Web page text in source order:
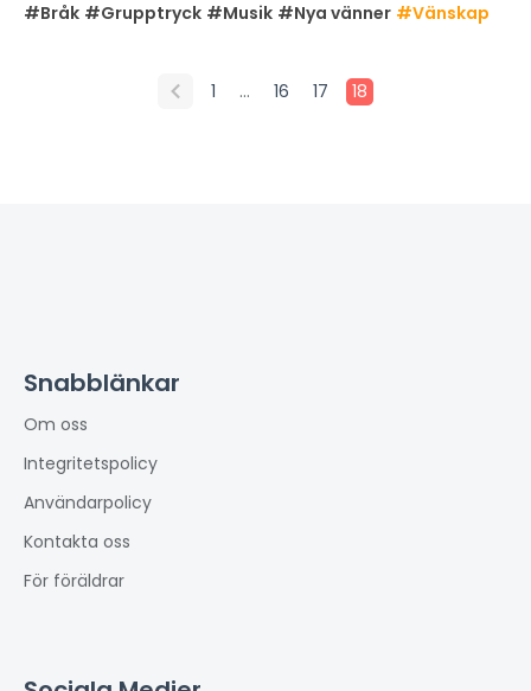
#Bråk #Grupptryck #Musik #Nya vänner #Vänskap
1 … 16 17 18
Snabblänkar
Om oss
Integritetspolicy
Användarpolicy
Kontakta oss
För föräldrar